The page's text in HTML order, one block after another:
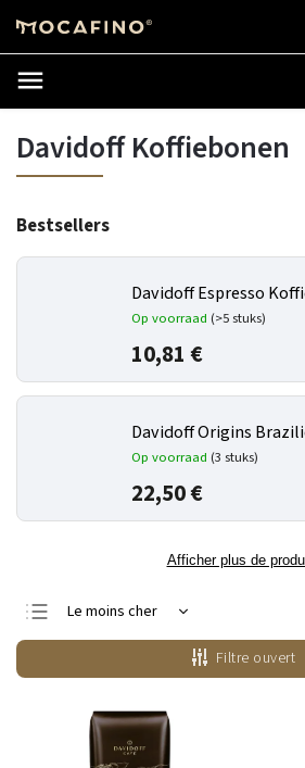
Davidoff Koffiebonen
Bestsellers
Davidoff Espresso
Op voorraad (>5 stuks)
10,81 €
Davidoff Origins
Op voorraad (3 stuks)
22,50 €
Afficher plus de
Le moins cher
Le plus cher
Bestsellers
Alphabétiquement
Filtre ouvert